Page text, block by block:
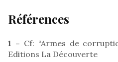
Références
1 – Cf: “Armes de
Editions La Découverte